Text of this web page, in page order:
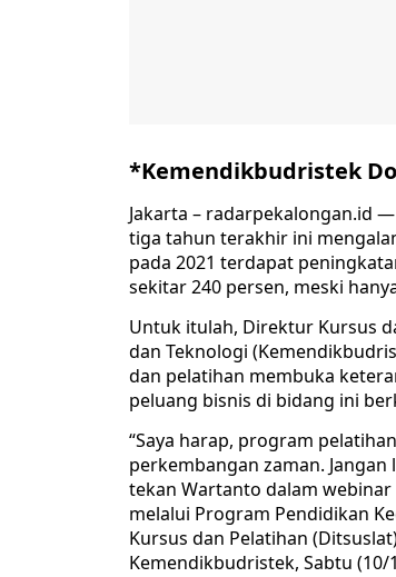
*Kemendikbudristek
Jakarta – radarpekalongan.id
tiga tahun terakhir ini
pada 2021 terdapat
sekitar 240 persen, meski
Untuk itulah, Direktur Kursus
dan Teknologi
dan pelatihan membuka
peluang bisnis di bidang ini
“Saya harap, program
perkembangan zaman.
tekan Wartanto dalam webinar
melalui Program Pendidikan
Kursus dan Pelatihan
Kemendikbudristek, Sabtu